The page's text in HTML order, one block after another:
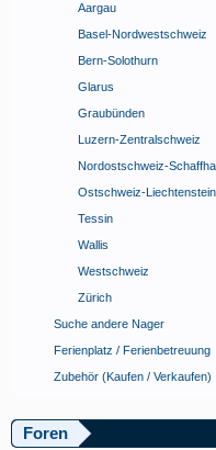
Aargau
Basel-Nordwestschweiz
Bern-Solothurn
Glarus
Graubünden
Luzern-Zentralschweiz
Nordostschweiz-
Ostschweiz-Liechtenstein
Tessin
Wallis
Westschweiz
Zürich
Suche andere Nager
Ferienplatz / Ferienbetreuung
Zubehör (Kaufen / Verkaufen)
Foren